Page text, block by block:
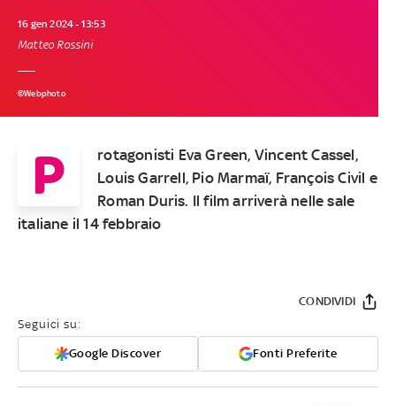
16 gen 2024 - 13:53
Matteo Rossini
©Webphoto
P
rotagonisti Eva Green, Vincent Cassel,
Louis Garrell, Pio Marmaï, François Civil e
Roman Duris. Il film arriverà nelle sale
italiane il 14 febbraio
Seguici su:
Google Discover Fonti Preferite
CONDIVIDI